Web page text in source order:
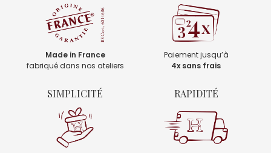
Made in France
fabriqué dans nos ateliers
Paiement jusqu’à
4x sans frais
SIMPLICITÉ RAPIDITÉ